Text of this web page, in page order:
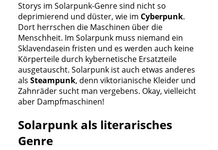
Storys im Solarpunk-Genre sind nicht so
deprimierend und düster, wie im Cyberpunk.
Dort herrschen die Maschinen über die
Menschheit. Im Solarpunk muss niemand ein
Sklavendasein fristen und es werden auch keine
Körperteile durch kybernetische Ersatzteile
ausgetauscht. Solarpunk ist auch etwas anderes
als Steampunk, denn viktorianische Kleider und
Zahnräder sucht man vergebens. Okay, vielleicht
aber Dampfmaschinen!
Solarpunk als literarisches
Genre